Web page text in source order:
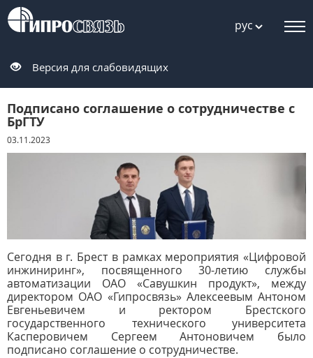
рус
Версия для слабовидящих
Подписано соглашение о сотрудничестве с
БрГТУ
03.11.2023
Сегодня в г. Брест в рамках мероприятия «Цифровой
инжиниринг», посвященного 30-летию службы
автоматизации ОАО «Савушкин продукт», между
директором ОАО «Гипросвязь» Алексеевым Антоном
Евгеньевичем и ректором Брестского
государственного технического университета
Касперовичем Сергеем Антоновичем было
подписано соглашение о сотрудничестве.